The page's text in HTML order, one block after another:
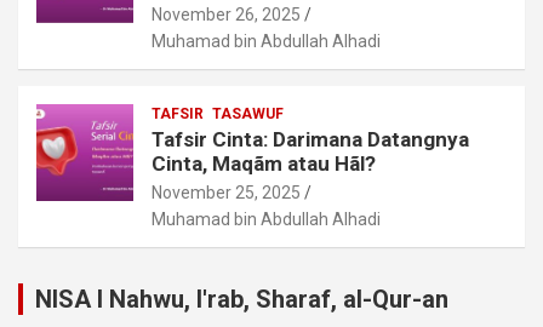
November 26, 2025
Muhamad bin Abdullah Alhadi
TAFSIR TASAWUF
Tafsir Cinta: Darimana Datangnya
Cinta, Maqãm atau Hãl?
November 25, 2025
Muhamad bin Abdullah Alhadi
NISA I Nahwu, I'rab, Sharaf, al-Qur-an